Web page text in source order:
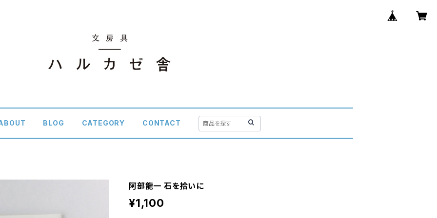
BLOG CATEGORY CONTACT
阿部龍一 石を拾いに
¥1,100